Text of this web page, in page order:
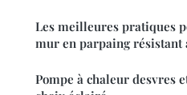
Les meilleures pratiques
mur en parpaing résistant
Pompe à chaleur desvres